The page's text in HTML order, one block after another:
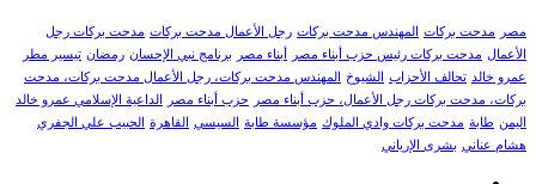
مصر مدحت بركات المهندس مدحت بركات رجل الأعمال مدحت بركات مدحت بركات رجل
الأعمال مدحت بركات رئيس حزب أبناء مصر أبناء مصر برنامج نبي الإحسان رمضان تيسير مطر
عمرو خالد تحالف الأحزاب الشيوخ المهندس مدحت بركات، رجل الأعمال مدحت بركات، مدحت
بركات، مدحت بركات رجل الأعمال، حزب أبناء مصر
حزب أبناء مصر
الداعية الإسلامي عمرو خالد
اليمن طابة مدحت بركات وادي الملوك مؤسسة طابة السيسي القاهرة الحبيب علي الجفري
هشام عناني بشرى الإرياني